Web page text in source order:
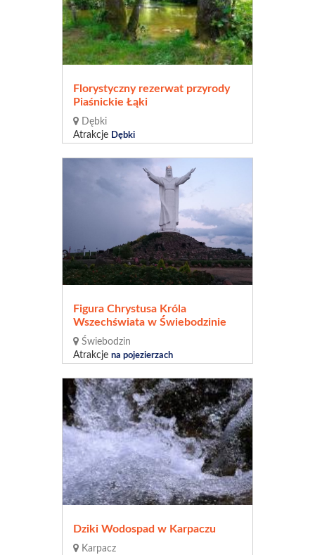
Florystyczny rezerwat przyrody
Piaśnickie Łąki
Dębki
Atrakcje Dębki
Figura Chrystusa Króla
Wszechświata w Świebodzinie
Świebodzin
Atrakcje na pojezierzach
Dziki Wodospad w Karpaczu
Karpacz